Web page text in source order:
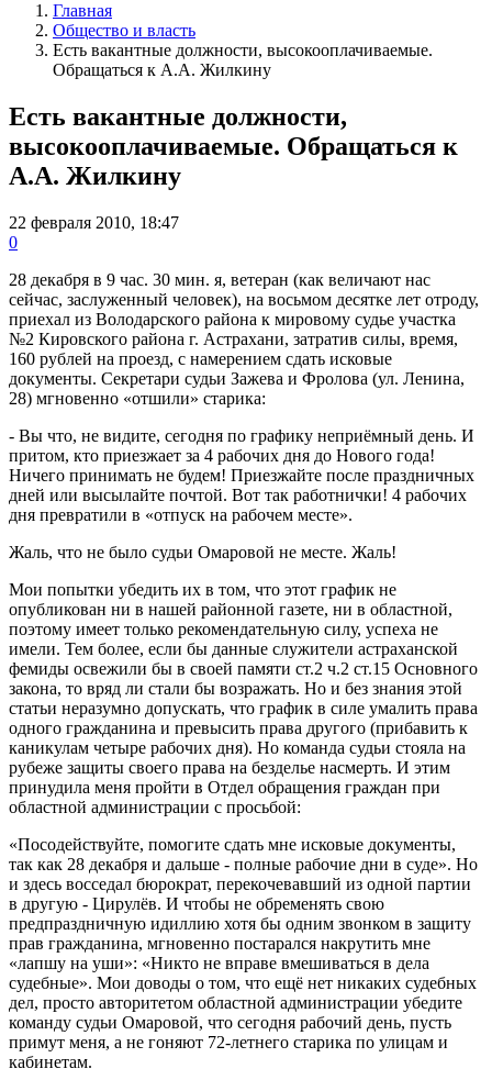
Главная
Общество и власть
Есть вакантные должности, высокооплачиваемые.
Обращаться к А.А. Жилкину
Есть вакантные должности,
высокооплачиваемые. Обращаться к
А.А. Жилкину
22 февраля 2010, 18:47
0
28 декабря в 9 час. 30 мин. я, ветеран (как величают нас
сейчас, заслуженный человек), на восьмом десятке лет отроду,
приехал из Володарского района к мировому судье участка
№2 Кировского района г. Астрахани, затратив силы, время,
160 рублей на проезд, с намерением сдать исковые
документы. Секретари судьи Зажева и Фролова (ул. Ленина,
28) мгновенно «отшили» старика:
- Вы что, не видите, сегодня по графику неприёмный день. И
притом, кто приезжает за 4 рабочих дня до Нового года!
Ничего принимать не будем! Приезжайте после праздничных
дней или высылайте почтой. Вот так работнички! 4 рабочих
дня превратили в «отпуск на рабочем месте».
Жаль, что не было судьи Омаровой не месте. Жаль!
Мои попытки убедить их в том, что этот график не
опубликован ни в нашей районной газете, ни в областной,
поэтому имеет только рекомендательную силу, успеха не
имели. Тем более, если бы данные слу­жители астраханской
фемиды освежили бы в своей памяти ст.2 ч.2 ст.15 Основного
закона, то вряд ли стали бы возражать. Но и без знания этой
статьи неразумно допускать, что график в силе умалить права
одного гражданина и превысить права другого (прибавить к
каникулам четыре рабочих дня). Но команда судьи стояла на
рубеже защиты своего права на безделье насмерть. И этим
принудила меня пройти в Отдел обращения граждан при
областной администрации с просьбой:
«Посодействуйте, помогите сдать мне исковые документы,
так как 28 декабря и дальше - полные рабочие дни в суде». Но
и здесь восседал бюрократ, перекочевавший из одной партии
в другую - Цирулёв. И чтобы не обременять свою
предпраздничную идиллию хотя бы одним звонком в защиту
прав гражданина, мгновенно постарался накрутить мне
«лапшу на уши»: «Никто не вправе вмешиваться в дела
судебные». Мои доводы о том, что ещё нет никаких судебных
дел, просто авторитетом областной администрации убедите
команду судьи Омаровой, что сегодня рабочий день, пусть
примут меня, а не гоняют 72-летнего старика по улицам и
кабинетам.